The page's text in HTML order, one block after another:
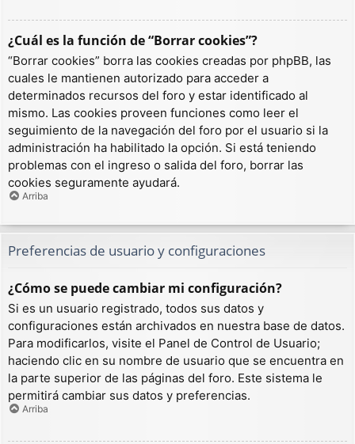
¿Cuál es la función de “Borrar cookies”?
“Borrar cookies” borra las cookies creadas por phpBB, las
cuales le mantienen autorizado para acceder a
determinados recursos del foro y estar identificado al
mismo. Las cookies proveen funciones como leer el
seguimiento de la navegación del foro por el usuario si la
administración ha habilitado la opción. Si está teniendo
problemas con el ingreso o salida del foro, borrar las
cookies seguramente ayudará.
Arriba
Preferencias de usuario y configuraciones
¿Cómo se puede cambiar mi configuración?
Si es un usuario registrado, todos sus datos y
configuraciones están archivados en nuestra base de datos.
Para modificarlos, visite el Panel de Control de Usuario;
haciendo clic en su nombre de usuario que se encuentra en
la parte superior de las páginas del foro. Este sistema le
permitirá cambiar sus datos y preferencias.
Arriba